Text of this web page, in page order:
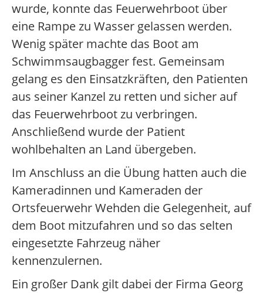
wurde, konnte das Feuerwehrboot über
eine Rampe zu Wasser gelassen werden.
Wenig später machte das Boot am
Schwimmsaugbagger fest. Gemeinsam
gelang es den Einsatzkräften, den Patienten
aus seiner Kanzel zu retten und sicher auf
das Feuerwehrboot zu verbringen.
Anschließend wurde der Patient
wohlbehalten an Land übergeben.
Im Anschluss an die Übung hatten auch die
Kameradinnen und Kameraden der
Ortsfeuerwehr Wehden die Gelegenheit, auf
dem Boot mitzufahren und so das selten
eingesetzte Fahrzeug näher
kennenzulernen.
Ein großer Dank gilt dabei der Firma Georg